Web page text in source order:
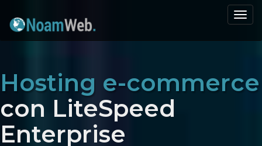
Hosting e-commerce
con LiteSpeed
Enterprise